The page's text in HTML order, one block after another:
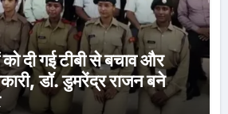
दी गई टीबी से बचाव और
डॉ. डुमरेंद्र राजन बने